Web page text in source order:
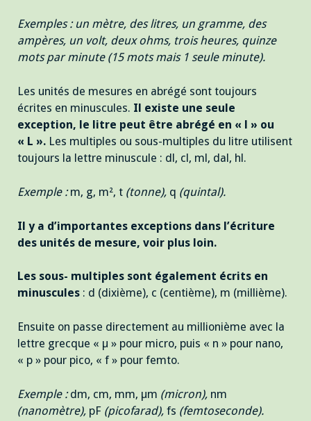
Exemples : un mètre, des litres, un gramme, des
ampères, un volt, deux ohms, trois heures, quinze
mots par minute (15 mots mais 1 seule minute).
Les unités de mesures en abrégé sont toujours
écrites en minuscules. Il existe une seule
exception, le litre peut être abrégé en « l » ou
« L ». Les multiples ou sous-multiples du litre utilisent
toujours la lettre minuscule : dl, cl, ml, dal, hl.
Exemple :m, g, m², t (tonne), q (quintal).
Il y a d’importantes exceptions dans l’écriture
des unités de mesure, voir plus loin.
Les sous- multiples sont également écrits en
minuscules : d (dixième), c (centième), m (millième).
Ensuite on passe directement au millionième avec la
lettre grecque « µ » pour micro, puis « n » pour nano,
« p » pour pico, « f » pour femto.
Exemple :dm, cm, mm, µm (micron), nm
(nanomètre), pF (picofarad), fs (femtoseconde).